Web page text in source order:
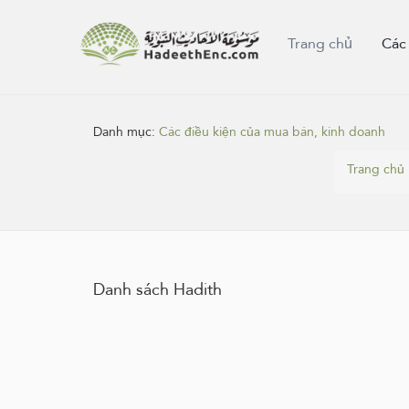
Trang chủ
Danh mục:Các điều kiện của mua bán, kinh doanh
Trang chủ
Danh sách Hadith